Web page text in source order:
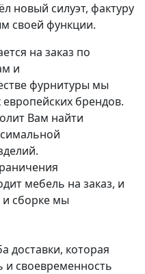
новый силуэт, фактуру
своей функции.
на заказ по
и
фурнитуры мы
брендов.
Вам найти
мебель на заказ, и
и сборке мы
доставки, которая
и своевременность